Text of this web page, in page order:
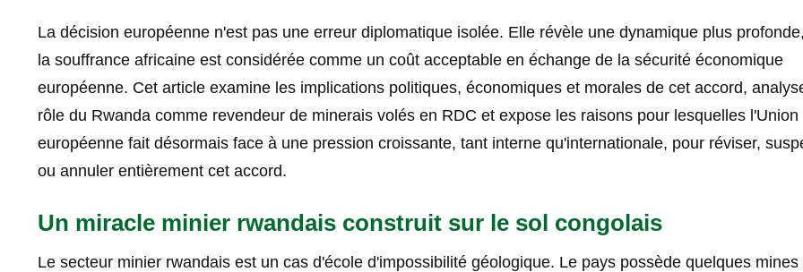
La décision européenne n'est pas une erreur diplomatique isolée. Elle révèle une dynamique plus
la souffrance africaine est considérée comme un coût acceptable en échange de la sécurité économique
européenne. Cet article examine les implications politiques, économiques et morales de cet accord,
rôle du Rwanda comme revendeur de minerais volés en RDC et expose les raisons pour lesquelles l'Union
européenne fait désormais face à une pression croissante, tant interne qu'internationale, pour réviser,
ou annuler entièrement cet accord.
Un miracle minier rwandais construit sur le sol congolais
Le secteur minier rwandais est un cas d'école d'impossibilité géologique. Le pays possède quelques mines